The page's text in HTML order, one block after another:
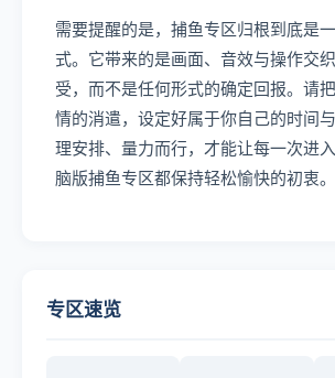
需要提醒的是，捕鱼专区归根到底是
式。它带来的是画面、音效与操作交
受，而不是任何形式的确定回报。请
情的消遣，设定好属于你自己的时间
理安排、量力而行，才能让每一次进
脑版捕鱼专区都保持轻松愉快的初衷。
专区速览